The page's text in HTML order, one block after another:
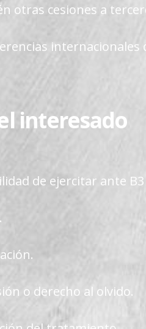
otras cesiones a
internacionales
interesado
de ejercitar ante
o derecho al olvido.